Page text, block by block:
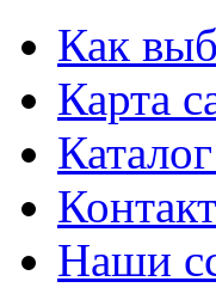
Как
Карта
Наши